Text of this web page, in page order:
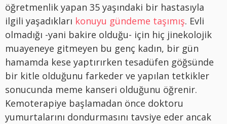
öğretmenlik yapan 35 yaşındaki bir hastasıyla
ilgili yaşadıkları konuyu gündeme taşımış. Evli
olmadığı -yani bakire olduğu- için hiç jinekolojik
muayeneye gitmeyen bu genç kadın, bir gün
hamamda kese yaptırırken tesadüfen göğsünde
bir kitle olduğunu farkeder ve yapılan tetkikler
sonucunda meme kanseri olduğunu öğrenir.
Kemoterapiye başlamadan önce doktoru
yumurtalarını dondurmasını tavsiye eder ancak